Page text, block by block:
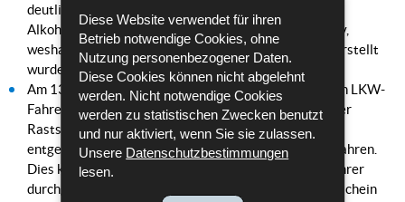
Diese Website verwendet für ihren
Betrieb notwendige Cookies, ohne
Nutzung personenbezogener Daten.
Diese Cookies können nicht abgelehnt
werden. Nicht notwendige Cookies
werden zu statistischen Zwecken benutzt
und nur aktiviert, wenn Sie sie zulassen.
Unsere Datenschutzbestimmungen
lesen.
deutliche Anzeichen von Alkoholkonsum, weshalb ein
Alkoholtest durchgeführt wurde. Dieser verlief positiv,
weshalb der Führerschein eingezogen und Protokoll erstellt
wurde.
Am 13.11.2021 wurde der Polizei gegen 19.50 Uhr ein LKW-
Fahrer gemeldet, welcher zuvor versucht hatte, auf der
Raststätte auf der A1 in Richtung Luxemburg in
entgegengesetzter Richtung auf die Autobahn aufzufahren.
Dies konnte allerdings verhindert werden. Der am Fahrer
durchgeführte Alkoholtest verlief positiv. Der Führerschein